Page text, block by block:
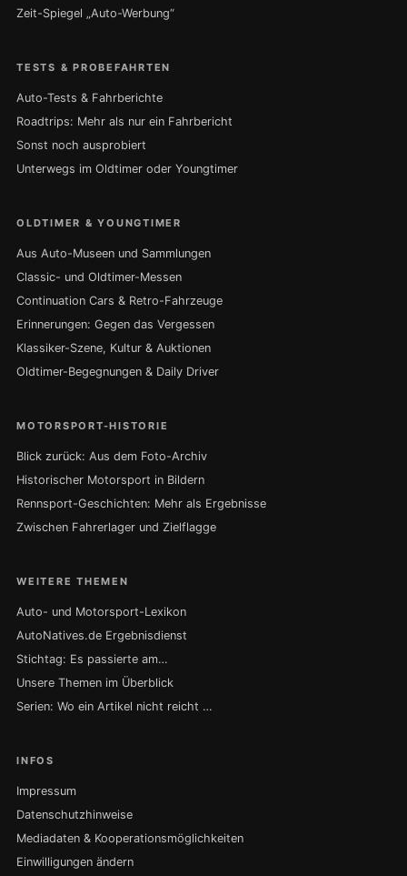
Zeit-Spiegel „Auto-Werbung“
TESTS & PROBEFAHRTEN
Auto-Tests & Fahrberichte
Roadtrips: Mehr als nur ein Fahrbericht
Sonst noch ausprobiert
Unterwegs im Oldtimer oder Youngtimer
OLDTIMER & YOUNGTIMER
Aus Auto-Museen und Sammlungen
Classic- und Oldtimer-Messen
Continuation Cars & Retro-Fahrzeuge
Erinnerungen: Gegen das Vergessen
Klassiker-Szene, Kultur & Auktionen
Oldtimer-Begegnungen & Daily Driver
MOTORSPORT-HISTORIE
Blick zurück: Aus dem Foto-Archiv
Historischer Motorsport in Bildern
Rennsport-Geschichten: Mehr als Ergebnisse
Zwischen Fahrerlager und Zielflagge
WEITERE THEMEN
Auto- und Motorsport-Lexikon
AutoNatives.de Ergebnisdienst
Stichtag: Es passierte am…
Unsere Themen im Überblick
Serien: Wo ein Artikel nicht reicht …
INFOS
Impressum
Datenschutzhinweise
Mediadaten & Kooperationsmöglichkeiten
Einwilligungen ändern